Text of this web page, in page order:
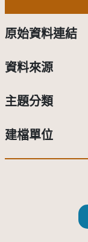
原始資料連結
資料來源
主題分類
建檔單位